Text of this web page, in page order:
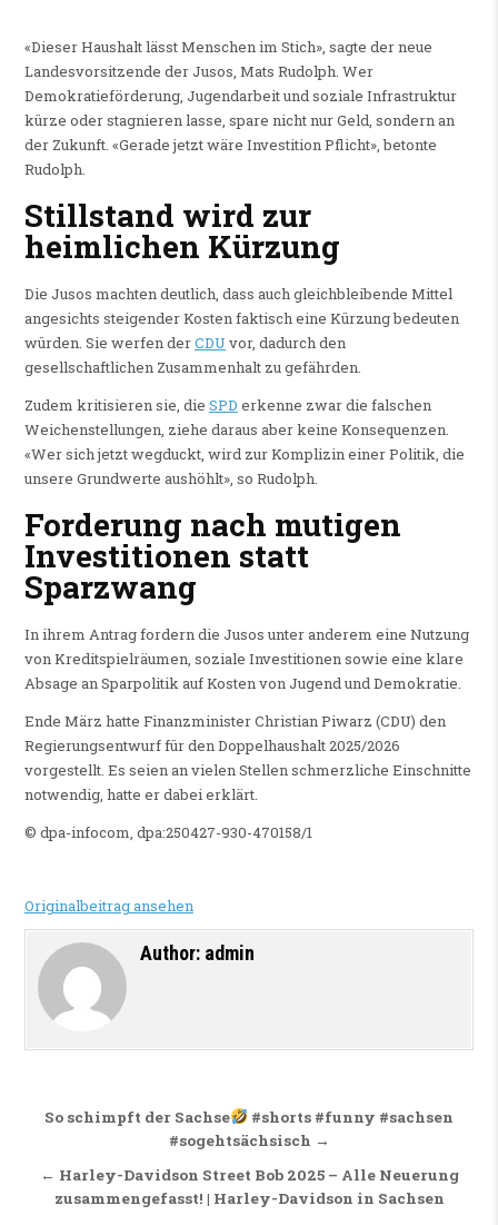
«Dieser Haushalt lässt Menschen im Stich», sagte der neue
Landesvorsitzende der Jusos, Mats Rudolph. Wer
Demokratieförderung, Jugendarbeit und soziale Infrastruktur
kürze oder stagnieren lasse, spare nicht nur Geld, sondern an
der Zukunft. «Gerade jetzt wäre Investition Pflicht», betonte
Rudolph.
Stillstand wird zur
heimlichen Kürzung
Die Jusos machten deutlich, dass auch gleichbleibende Mittel
angesichts steigender Kosten faktisch eine Kürzung bedeuten
würden. Sie werfen derCDU vor, dadurch den
gesellschaftlichen Zusammenhalt zu gefährden.
Zudem kritisieren sie, die SPD erkenne zwar die falschen
Weichenstellungen, ziehe daraus aber keine Konsequenzen.
«Wer sich jetzt wegduckt, wird zur Komplizin einer Politik, die
unsere Grundwerte aushöhlt», so Rudolph.
Forderung nach mutigen
Investitionen statt
Sparzwang
In ihrem Antrag fordern die Jusos unter anderem eine Nutzung
von Kreditspielräumen, soziale Investitionen sowie eine klare
Absage an Sparpolitik auf Kosten von Jugend und Demokratie.
Ende März hatte Finanzminister Christian Piwarz (CDU) den
Regierungsentwurf für den Doppelhaushalt 2025/2026
vorgestellt. Es seien an vielen Stellen schmerzliche Einschnitte
notwendig, hatte er dabei erklärt.
© dpa-infocom, dpa:250427-930-470158/1
Originalbeitrag ansehen
Author: admin
Beitragsnavigation
So schimpft der Sachse
#shorts #funny #sachsen
#sogehtsächsisch →
← Harley-Davidson Street Bob 2025 – Alle Neuerung
zusammengefasst! | Harley-Davidson in Sachsen